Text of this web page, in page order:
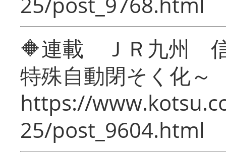
🔶連載 ＪＲ九州 信
特殊自動閉そく化～
https://
25/post_9604.html